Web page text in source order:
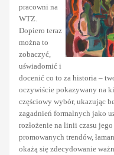
pracowni na
WTZ.
Dopiero teraz
można to
zobaczyć,
uświadomić i
docenić co to za historia –
oczywiście pokazywany na
częściowy wybór, ukazując
zagadnień formalnych jako
rozłożenie na linii czasu
promowanych trendów,
okażą się zdecydowanie